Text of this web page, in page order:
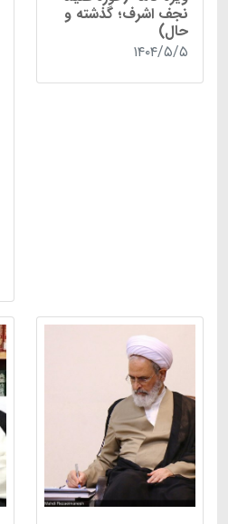
نجف اشرف؛ گذشته و
حال)
۱۴۰۴/۵/۵